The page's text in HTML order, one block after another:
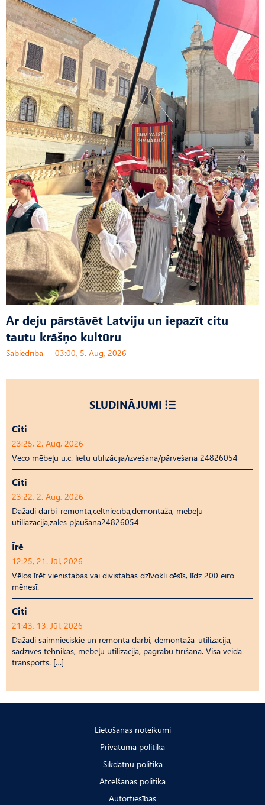
Ar deju pārstāvēt Latviju un iepazīt citu
tautu krāšņo kultūru
Sabiedrība 03:00, 5. Aug, 2026
SLUDINĀJUMI
Citi
23:25, 2. Aug, 2026
Veco mēbeļu u.c. lietu utilizācija/izvešana/pārvešana 24826054
Citi
23:22, 2. Aug, 2026
Dažādi darbi-remonta,celtniecība,demontāža, mēbeļu
utiliāzācija,zāles pļaušana24826054
Īrē
12:25, 21. Jūl, 2026
Vēlos īrēt vienistabas vai divistabas dzīvokli cēsīs, līdz 200 eiro
mēnesī.
Citi
21:43, 13. Jūl, 2026
Dažādi saimnieciskie un remonta darbi, demontāža-utilizācija,
sadzīves tehnikas, mēbeļu utilizācija, pagrabu tīrīšana. Visa veida
transports. […]
Lietošanas noteikumi
Privātuma politika
Sīkdatņu politika
Atcelšanas politika
Autortiesības